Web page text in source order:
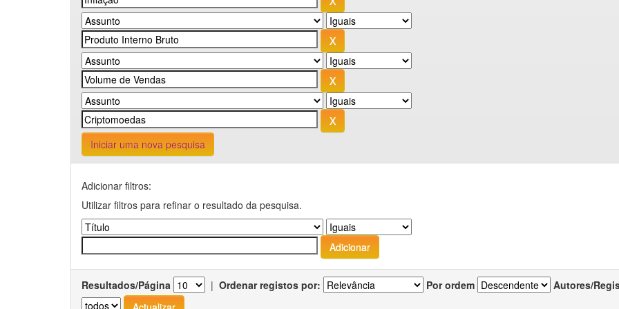
Iniciar uma nova pesquisa
Adicionar filtros:
Utilizar filtros para refinar o resultado da pesquisa.
Resultados/Página | Ordenar registos por: Por ordem Autores/